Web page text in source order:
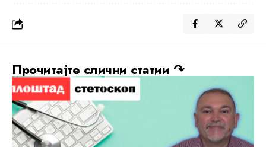
Прочитајте слични статии ↷